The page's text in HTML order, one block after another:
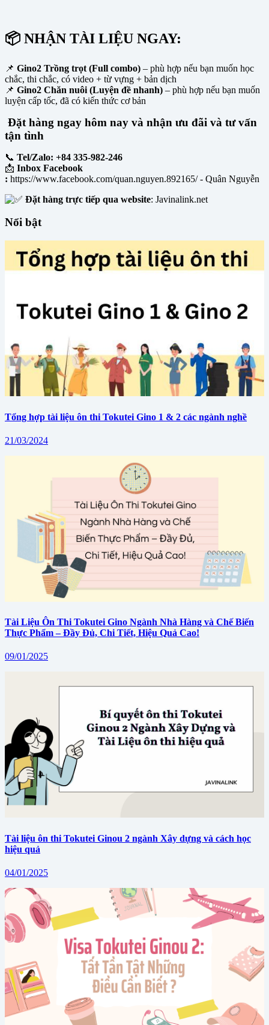
📦 NHẬN TÀI LIỆU NGAY:
📌 Gino2 Trồng trọt (Full combo) – phù hợp nếu bạn muốn học
chắc, thi chắc, có video + từ vựng + bản dịch
📌 Gino2 Chăn nuôi (Luyện đề nhanh) – phù hợp nếu bạn muốn
luyện cấp tốc, đã có kiến thức cơ bản
Đặt hàng ngay hôm nay và nhận ưu đãi và tư vấn
tận tình
📞 Tel/Zalo: +84 335-982-246
📩 Inbox Facebook
: https://www.facebook.com/quan.nguyen.892165/ - Quân Nguyễn
Đặt hàng trực tiếp qua website: Javinalink.net
Nổi bật
Tổng hợp tài liệu ôn thi Tokutei Gino 1 & 2 các ngành nghề
21/03/2024
Tài Liệu Ôn Thi Tokutei Gino Ngành Nhà Hàng và Chế Biến
Thực Phẩm – Đầy Đủ, Chi Tiết, Hiệu Quả Cao!
09/01/2025
Tài liệu ôn thi Tokutei Ginou 2 ngành Xây dựng và cách học
hiệu quả
04/01/2025